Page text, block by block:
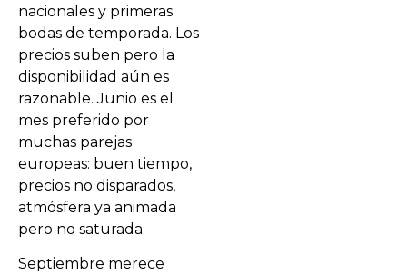
nacionales y primeras
bodas de temporada. Los
precios suben pero la
disponibilidad aún es
razonable. Junio es el
mes preferido por
muchas parejas
europeas: buen tiempo,
precios no disparados,
atmósfera ya animada
pero no saturada.
Septiembre merece